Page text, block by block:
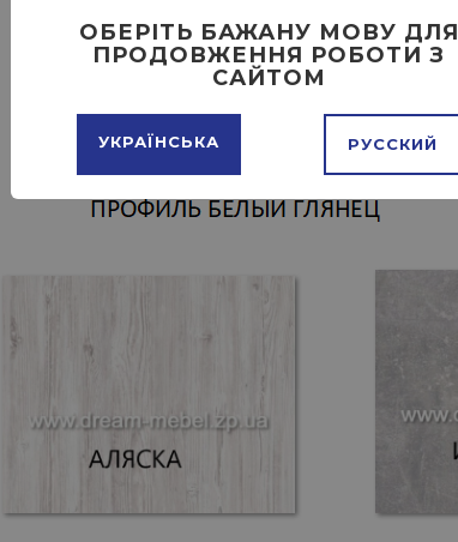
ОБЕРІТЬ БАЖАНУ МОВУ ДЛЯ
ПРОДОВЖЕННЯ РОБОТИ З
САЙТОМ
УКРАЇНСЬКА РУССКИЙ